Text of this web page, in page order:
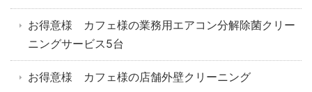
お得意様 カフェ様の業務用エアコン分解除菌クリー
ニングサービス5台
お得意様 カフェ様の店舗外壁クリーニング